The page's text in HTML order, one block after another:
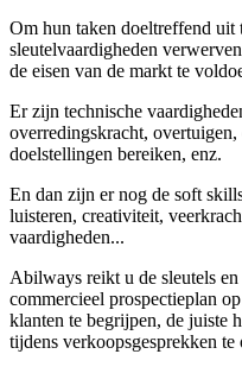
Om hun taken doeltreffend uit
sleutelvaardigheden
de eisen van de markt te
Er zijn technische
overredingskracht,
doelstellingen bereiken, enz.
En dan zijn er nog de soft
luisteren, creativiteit,
vaardigheden...
Abilways reikt u de sleutels
commercieel prospectieplan
klanten te begrijpen, de juiste
tijdens verkoopsgesprekken